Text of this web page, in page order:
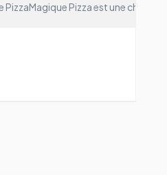
PizzaMagique Pizza est une chaine